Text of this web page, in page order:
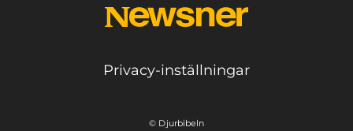
Privacy-inställningar
© Djurbibeln